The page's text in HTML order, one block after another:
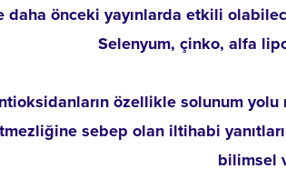
daha önceki yayınlarda etkili
Selenyum, çinko, alfa
özellikle solunum yolu
sebep olan iltihabi
bilimsel